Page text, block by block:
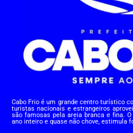
Cabo Frio é um grande centro turístico
turistas nacionais e estrangeiros
são famosas pela areia branca e fina.
ano inteiro e quase não chove, estimula